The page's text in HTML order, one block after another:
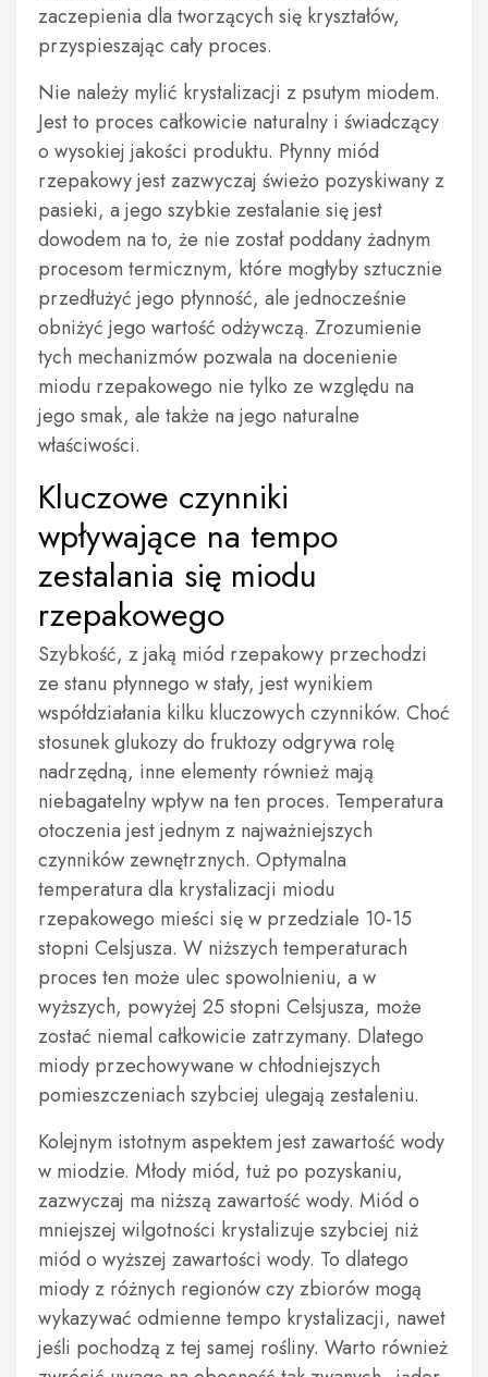
zaczepienia dla tworzących się kryształów,
przyspieszając cały proces.
Nie należy mylić krystalizacji z psutym miodem.
Jest to proces całkowicie naturalny i świadczący
o wysokiej jakości produktu. Płynny miód
rzepakowy jest zazwyczaj świeżo pozyskiwany z
pasieki, a jego szybkie zestalanie się jest
dowodem na to, że nie został poddany żadnym
procesom termicznym, które mogłyby sztucznie
przedłużyć jego płynność, ale jednocześnie
obniżyć jego wartość odżywczą. Zrozumienie
tych mechanizmów pozwala na docenienie
miodu rzepakowego nie tylko ze względu na
jego smak, ale także na jego naturalne
właściwości.
Kluczowe czynniki
wpływające na tempo
zestalania się miodu
rzepakowego
Szybkość, z jaką miód rzepakowy przechodzi
ze stanu płynnego w stały, jest wynikiem
współdziałania kilku kluczowych czynników. Choć
stosunek glukozy do fruktozy odgrywa rolę
nadrzędną, inne elementy również mają
niebagatelny wpływ na ten proces. Temperatura
otoczenia jest jednym z najważniejszych
czynników zewnętrznych. Optymalna
temperatura dla krystalizacji miodu
rzepakowego mieści się w przedziale 10-15
stopni Celsjusza. W niższych temperaturach
proces ten może ulec spowolnieniu, a w
wyższych, powyżej 25 stopni Celsjusza, może
zostać niemal całkowicie zatrzymany. Dlatego
miody przechowywane w chłodniejszych
pomieszczeniach szybciej ulegają zestaleniu.
Kolejnym istotnym aspektem jest zawartość wody
w miodzie. Młody miód, tuż po pozyskaniu,
zazwyczaj ma niższą zawartość wody. Miód o
mniejszej wilgotności krystalizuje szybciej niż
miód o wyższej zawartości wody. To dlatego
miody z różnych regionów czy zbiorów mogą
wykazywać odmienne tempo krystalizacji, nawet
jeśli pochodzą z tej samej rośliny. Warto również